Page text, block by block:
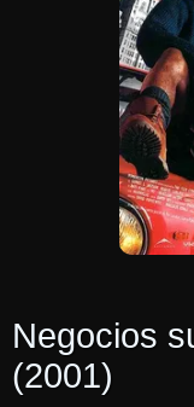
Negocios
(2001)